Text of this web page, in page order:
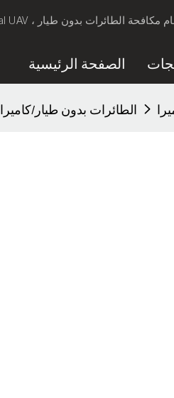
الصفحة الرئيسية
الطائرات بدون طيار/كاميرا